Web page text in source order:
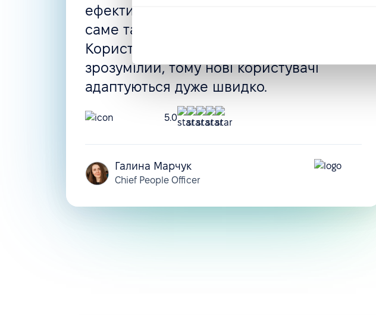
ефективності можуть бути налаштовані
саме так, як вам потрібно.
Користувацький інтерфейс інтуїтивно
зрозумілий, тому нові користувачі
адаптуються дуже швидко.
5.0
Галина Марчук
Chief People Officer